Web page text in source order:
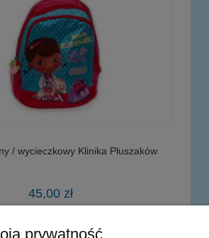
/ wycieczkowy Klinika Pluszaków
45,00 zł
do koszyka
prywatność